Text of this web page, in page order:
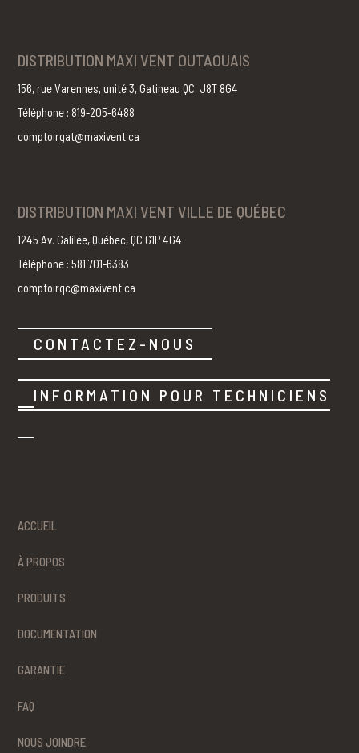
DISTRIBUTION MAXI VENT OUTAOUAIS
156, rue Varennes, unité 3, Gatineau QC J8T 8G4
Téléphone : 819-205-6488
comptoirgat@maxivent.ca
DISTRIBUTION MAXI VENT VILLE DE QUÉBEC
1245 Av. Galilée, Québec, QC G1P 4G4
Téléphone : 581 701-6383
comptoirqc@maxivent.ca
CONTACTEZ-NOUS
INFORMATION POUR TECHNICIENS
ACCUEIL
À PROPOS
PRODUITS
DOCUMENTATION
GARANTIE
FAQ
NOUS JOINDRE